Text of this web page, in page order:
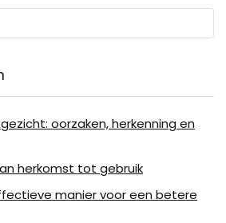
oorzaken, herkenning en
herkomst tot gebruik
manier voor een betere